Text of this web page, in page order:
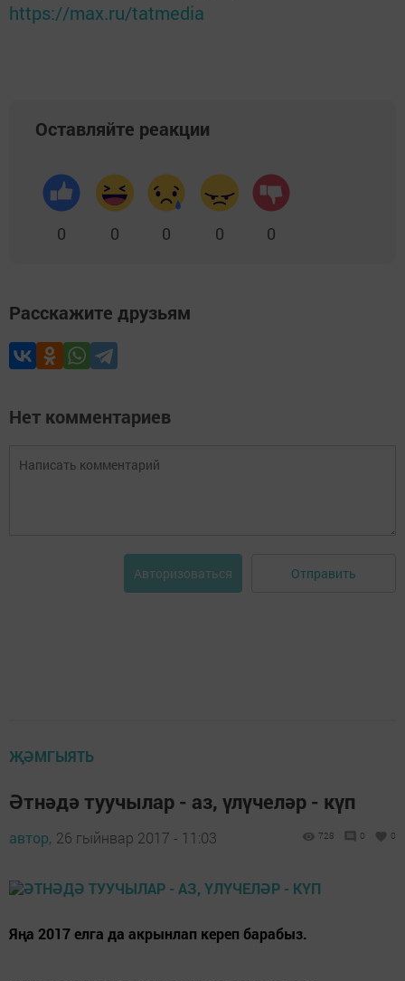
https://max.ru/tatmedia
Оставляйте реакции
0 0 0 0 0
Расскажите друзьям
Нет комментариев
Авторизоваться Отправить
ҖӘМГЫЯТЬ
Әтнәдә туучылар - аз, үлүчеләр - күп
автор, 26 гыйнвар 2017 - 11:03 728 0 0
Яңа 2017 елга да акрынлап кереп барабыз.